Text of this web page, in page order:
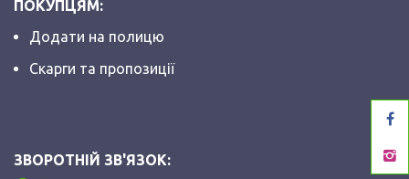
ПОКУПЦЯМ:
Додати на полицю
Скарги та пропозиції
ЗВОРОТНІЙ ЗВ'ЯЗОК: